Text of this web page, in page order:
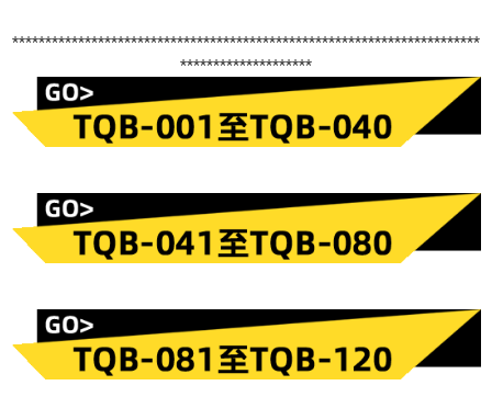
***********************************************************************
********************